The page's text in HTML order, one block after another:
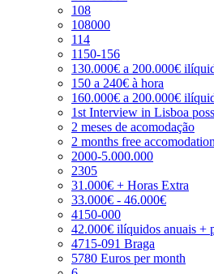
108
108000
114
1150-156
130.000€ a 200.000€
150 a 240€ à hora
160.000€ a 200.000€
1st Interview in Lisboa
2 meses de acomodação
2 months free accomodation
2000-5.000.000
2305
31.000€ + Horas Extra
33.000€ - 46.000€
4150-000
42.000€ ilíquidos anuais +
4715-091 Braga
5780 Euros per month